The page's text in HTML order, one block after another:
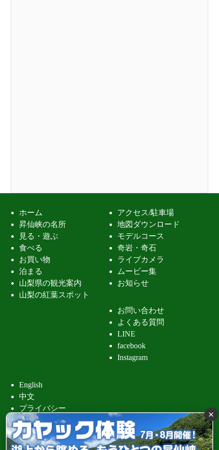
ホーム
昇仙峡の名所
見る・遊ぶ
食べる
お買い物
泊まる
山梨県の観光案内
山梨の紅葉スポット
アクセス/駐車場
地図ダウンロード
モデルコース
奇岩・奇石
ライブカメラ
ムービー集
お知らせ
お問い合わせ
よくある質問
LINE
facebook
Instagram
English
中文
プライバシー
昇仙峡 清
×